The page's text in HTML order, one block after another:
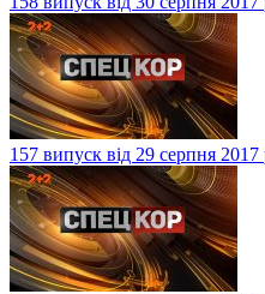
157 випуск від 29 серпня 2017